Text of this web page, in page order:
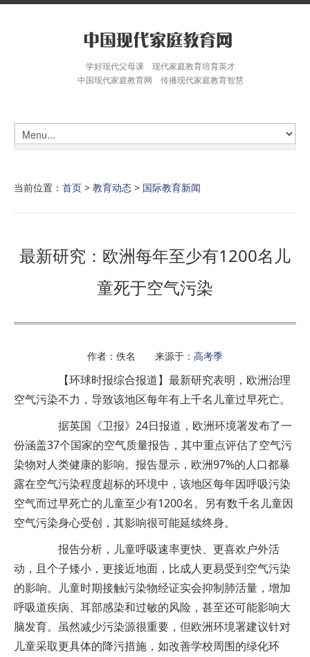
学好现代父母课 现代家庭教育培育英才
中国现代家庭教育网 传播现代家庭教育智慧
当前位置： 首页 > 教育动态 > 国际教育新闻
最新研究：欧洲每年至少有1200名儿
童死于空气污染
作者：佚名 来源于： 高考季
【环球时报综合报道】最新研究表明，欧洲治理
空气污染不力，导致该地区每年有上千名儿童过早死亡。
据英国《卫报》24日报道，欧洲环境署发布了一
份涵盖37个国家的空气质量报告，其中重点评估了空气污
染物对人类健康的影响。报告显示，欧洲97%的人口都暴
露在空气污染程度超标的环境中，该地区每年因呼吸污染
空气而过早死亡的儿童至少有1200名。另有数千名儿童因
空气污染身心受创，其影响很可能延续终身。
报告分析，儿童呼吸速率更快、更喜欢户外活
动，且个子矮小，更接近地面，比成人更易受到空气污染
的影响。儿童时期接触污染物经证实会抑制肺活量，增加
呼吸道疾病、耳部感染和过敏的风险，甚至还可能影响大
脑发育。虽然减少污染源很重要，但欧洲环境署建议针对
儿童采取更具体的降污措施，如改善学校周围的绿化环